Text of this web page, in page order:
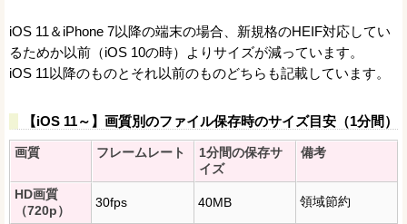
iOS 11＆iPhone 7以降の端末の場合、新規格のHEIF対応してい
るためか以前（iOS 10の時）よりサイズが減っています。
iOS 11以降のものとそれ以前のものどちらも記載しています。
【iOS 11～】画質別のファイル保存時のサイズ目安（1分間）
画質 フレームレート
1分間の保存サ
イズ
備考
HD画質
（720p）
30fps 40MB 領域節約